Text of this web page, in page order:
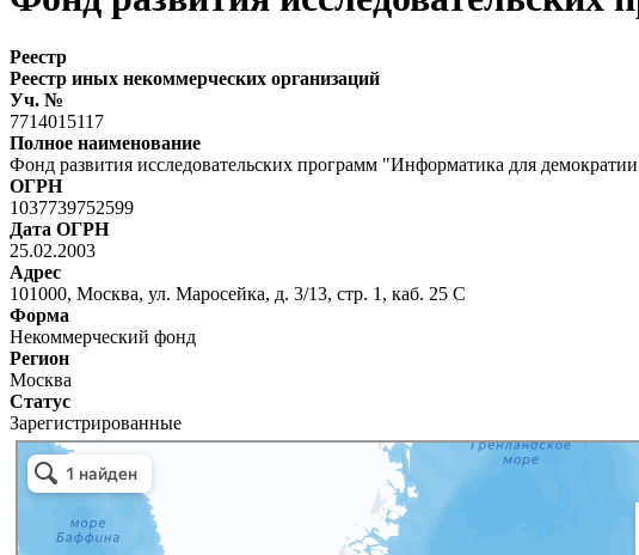
Реестр
Реестр иных некоммерческих организаций
Уч. №
7714015117
Полное наименование
Фонд развития исследовательских программ "Информатика для
ОГРН
1037739752599
Дата ОГРН
25.02.2003
Адрес
101000, Москва, ул. Маросейка, д. 3/13, стр. 1, каб. 25 С
Форма
Некоммерческий фонд
Регион
Москва
Статус
Зарегистрированные